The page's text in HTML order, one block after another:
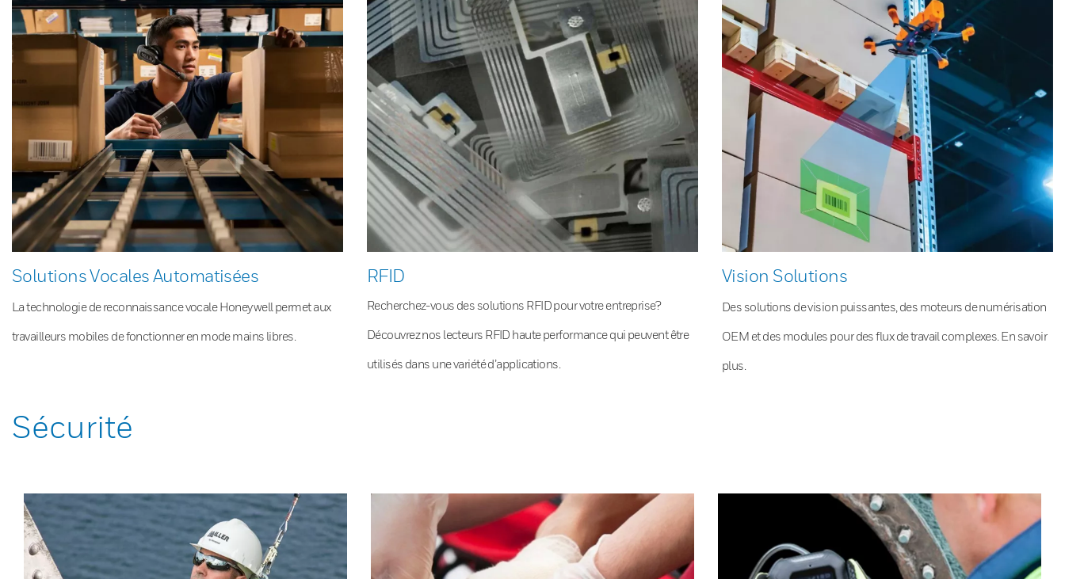
Solutions Vocales Automatisées
La technologie de reconnaissance vocale Honeywell permet aux
travailleurs mobiles de fonctionner en mode mains libres.
RFID
Recherchez-vous des solutions RFID pour votre entreprise?
Découvrez nos lecteurs RFID haute performance qui peuvent être
utilisés dans une variété d’applications.
Vision Solutions
Des solutions de vision puissantes, des moteurs de numérisation
OEM et des modules pour des flux de travail complexes. En savoir
plus.
Sécurité